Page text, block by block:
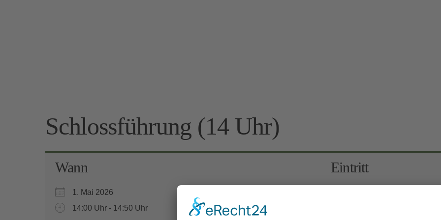
Schlossführung (14 Uhr)
Wann
1. Mai 2026
14:00 Uhr - 14:50 Uhr
Eintritt
Kinder 6-12 Jahre: 3